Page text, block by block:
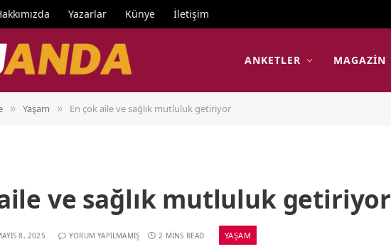
Yazarlar Künye İletişim
ANKETLER MAGAZIN
» Yaşam » En çok aile ve sağlık mutluluk getiriyor
ve sağlık mutluluk getiriyor
8, 2025 YORUM YAPILMAMIŞ 2 MINS READ YAŞAM